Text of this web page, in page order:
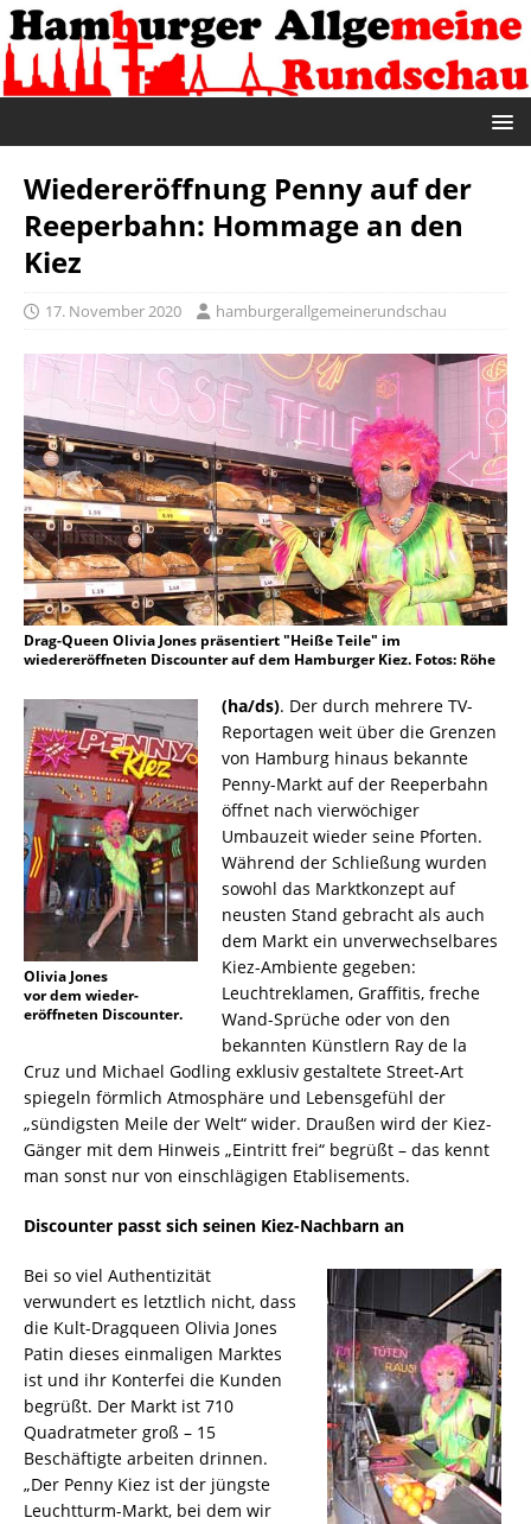
Wiedereröffnung Penny auf der
Reeperbahn: Hommage an den
Kiez
17. November 2020 hamburgerallgemeinerundschau
Drag-Queen Olivia Jones präsentiert "Heiße Teile" im
wiedereröffneten Discounter auf dem Hamburger Kiez. Fotos: Röhe
Olivia Jones
vor dem wieder-
eröffneten Discounter.
(ha/ds). Der durch mehrere TV-
Reportagen weit über die Grenzen
von Hamburg hinaus bekannte
Penny-Markt auf der Reeperbahn
öffnet nach vierwöchiger
Umbauzeit wieder seine Pforten.
Während der Schließung wurden
sowohl das Marktkonzept auf
neusten Stand gebracht als auch
dem Markt ein unverwechselbares
Kiez-Ambiente gegeben:
Leuchtreklamen, Graffitis, freche
Wand-Sprüche oder von den
bekannten Künstlern Ray de la
Cruz und Michael Godling exklusiv gestaltete Street-Art
spiegeln förmlich Atmosphäre und Lebensgefühl der
„sündigsten Meile der Welt“ wider. Draußen wird der Kiez-
Gänger mit dem Hinweis „Eintritt frei“ begrüßt – das kennt
man sonst nur von einschlägigen Etablisements.
Discounter passt sich seinen Kiez-Nachbarn an
Bei so viel Authentizität
verwundert es letztlich nicht, dass
die Kult-Dragqueen Olivia Jones
Patin dieses einmaligen Marktes
ist und ihr Konterfei die Kunden
begrüßt. Der Markt ist 710
Quadratmeter groß – 15
Beschäftigte arbeiten drinnen.
„Der Penny Kiez ist der jüngste
Leuchtturm-Markt, bei dem wir